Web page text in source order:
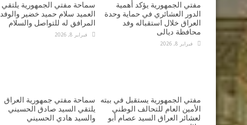
مفتي الجمهورية يؤكد أهمية
الدور العشائري في حماية وحدة
العراق خلال استقباله وفد
محافظة ديالى
فبراير 8, 2026
سماحة مفتي الجمهورية يلتقي
العميد سلام حميد خضير والوفد
المرافق له للتواصل والسلام
فبراير 8, 2026
مفتي الجمهورية يستقبل في بيته
الأمين العام للتحالف الوطني
لعشائر العراق السيد عصام أبو
سماحة مفتي جمهورية العراق
يلتقي السيد صادق الحسيني
والسيد هادي الحسيني